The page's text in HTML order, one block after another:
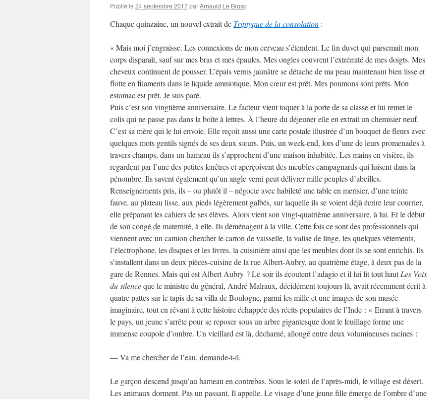
Publié le 24 septembre 2017parArnauld Le Brusq
Chaque quinzaine, un nouvel extrait de Triptyque de la consolation :
« Mais moi j’engraisse. Les connexions de mon cerveau s’étendent. Le fin duvet qui parsemait mon
corps disparaît, sauf sur mes bras et mes épaules. Mes ongles couvrent l’extrémité de mes doigts. Mes
cheveux continuent de pousser. L’épais vernis jaunâtre se détache de ma peau maintenant bien lisse et
flotte en filaments dans le liquide amniotique. Mon cœur est prêt. Mes poumons sont prêts. Mon
estomac est prêt. Je suis paré.
Puis c’est son vingtième anniversaire. Le facteur vient toquer à la porte de sa classe et lui remet le
colis qui ne passe pas dans la boîte à lettres. À l’heure du déjeuner elle en extrait un chemisier neuf.
C’est sa mère qui le lui envoie. Elle reçoit aussi une carte postale illustrée d’un bouquet de fleurs avec
quelques mots gentils signés de ses deux sœurs. Puis, un week-end, lors d’une de leurs promenades à
travers champs, dans un hameau ils s’approchent d’une maison inhabitée. Les mains en visière, ils
regardent par l’une des petites fenêtres et aperçoivent des meubles campagnards qui luisent dans la
pénombre. Ils savent également qu’un angle verni peut délivrer mille peuples d’abeilles.
Renseignements pris, ils – ou plutôt il – négocie avec habileté une table en merisier, d’une teinte
fauve, au plateau lisse, aux pieds légèrement galbés, sur laquelle ils se voient déjà écrire leur courrier,
elle préparant les cahiers de ses élèves. Alors vient son vingt-quatrième anniversaire, à lui. Et le début
de son congé de maternité, à elle. Ils déménagent à la ville. Cette fois ce sont des professionnels qui
viennent avec un camion chercher le carton de vaisselle, la valise de linge, les quelques vêtements,
l’électrophone, les disques et les livres, la cuisinière ainsi que les meubles dont ils se sont enrichis. Ils
s’installent dans un deux pièces-cuisine de la rue Albert-Aubry, au quatrième étage, à deux pas de la
gare de Rennes. Mais qui est Albert Aubry ? Le soir ils écoutent l’adagio et il lui lit tout hautLes Voix
du silenceque le ministre du général, André Malraux, décidément toujours là, avait récemment écrit à
quatre pattes sur le tapis de sa villa de Boulogne, parmi les mille et une images de son musée
imaginaire, tout en rêvant à cette histoire échappée des récits populaires de l’Inde : « Errant à travers
le pays, un jeune s’arrête pour se reposer sous un arbre gigantesque dont le feuillage forme une
immense coupole d’ombre. Un vieillard est là, décharné, allongé entre deux volumineuses racines :
— Va me chercher de l’eau, demande-t-il.
Le garçon descend jusqu’au hameau en contrebas. Sous le soleil de l’après-midi, le village est désert.
Les animaux dorment. Pas un passant. Il appelle. Le visage d’une jeune fille émerge de l’ombre d’une